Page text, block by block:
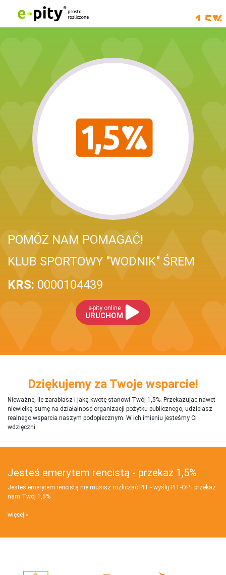
POMÓŻ NAM POMAGAĆ!
KLUB SPORTOWY "WODNIK" ŚREM
KRS: 0000104439
e-pity online
URUCHOM
Dziękujemy za Twoje wsparcie!
Nieważne, ile zarabiasz i jaką kwotę stanowi Twój 1,5%. Przekazując nawet
niewielką sumę na działalnosć organizacji pożytku publicznego, udzielasz
realnego wsparcia naszym podopiecznym. W ich imieniu jesteśmy Ci
wdzięczni.
Jesteś emerytem rencistą - przekaż 1,5%
Jesteś emerytem rencistą nie musisz rozliczać PIT - wyślij PIT‑OP i przekaż
nam Twój 1,5%
więcej